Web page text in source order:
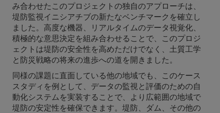
み合わせたこのプロジェクトの独自のアプローチは、
堤防監視イニシアチブの新たなベンチマークを確立し
ました。高度な機器、リアルタイムのデータ視覚化、
積極的な意思決定を組み合わせることで、このプロジ
ェクトは堤防の安全性を高めただけでなく、土質工学
と防災戦略の将来の進歩への道を開きました。
同様の課題に直面している他の地域でも、このケース
スタディを例として、データの監視と評価のための自
動化システムを実装することで、より広範囲の地域で
堤防の安定性を確保できます。堤防、ダム、その他の